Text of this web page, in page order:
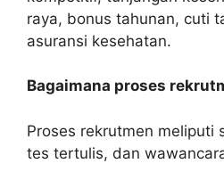
raya, bonus tahunan, cuti
asuransi kesehatan.
Bagaimana proses
Proses rekrutmen meliputi
tes tertulis, dan